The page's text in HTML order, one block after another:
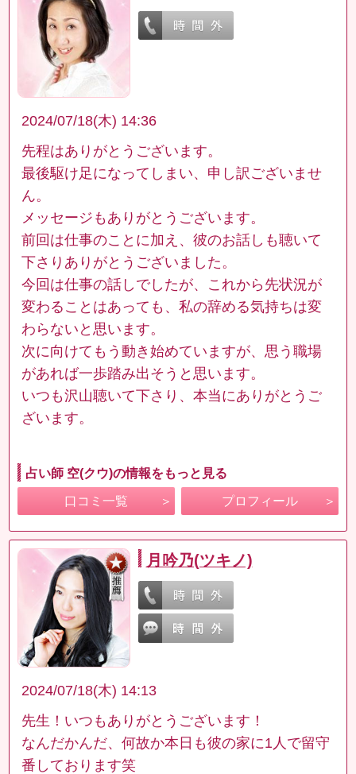
2024/07/18(木) 14:36
先程はありがとうございます。
最後駆け足になってしまい、申し訳ございませ
ん。
メッセージもありがとうございます。
前回は仕事のことに加え、彼のお話しも聴いて
下さりありがとうございました。
今回は仕事の話しでしたが、これから先状況が
変わることはあっても、私の辞める気持ちは変
わらないと思います。
次に向けてもう動き始めていますが、思う職場
があれば一歩踏み出そうと思います。
いつも沢山聴いて下さり、本当にありがとうご
ざいます。
占い師 空(クウ)の情報をもっと見る
口コミ一覧 プロフィール
月吟乃(ツキノ)
2024/07/18(木) 14:13
先生！いつもありがとうございます！
なんだかんだ、何故か本日も彼の家に1人で留守
番しております笑